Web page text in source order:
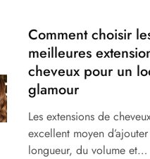
Comment choisir
meilleures
cheveux pour un
glamour
Les extensions de
excellent moyen
longueur, du volume et…